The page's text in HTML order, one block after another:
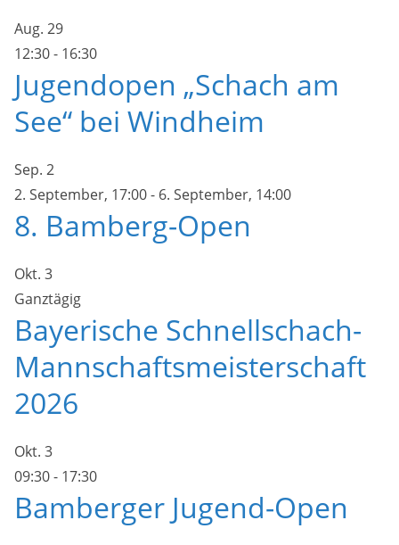
Aug. 29
12:30- 16:30
Jugendopen „Schach am
See“ bei Windheim
Sep. 2
2. September, 17:00- 6. September, 14:00
8. Bamberg-Open
Okt. 3
Ganztägig
Bayerische Schnellschach-
Mannschaftsmeisterschaft
2026
Okt. 3
09:30- 17:30
Bamberger Jugend-Open